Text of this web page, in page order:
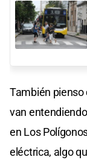
También
van
en Los
eléctrica, algo